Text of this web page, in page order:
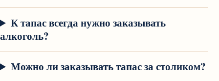
К тапас всегда нужно заказывать
алкоголь?
Можно ли заказывать тапас за столиком?